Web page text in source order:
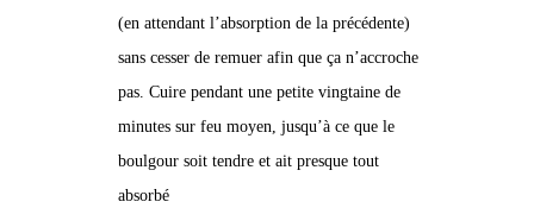
(en attendant l’absorption de la précédente)
sans cesser de remuer afin que ça n’accroche
pas. Cuire pendant une petite vingtaine de
minutes sur feu moyen, jusqu’à ce que le
boulgour soit tendre et ait presque tout
absorbé